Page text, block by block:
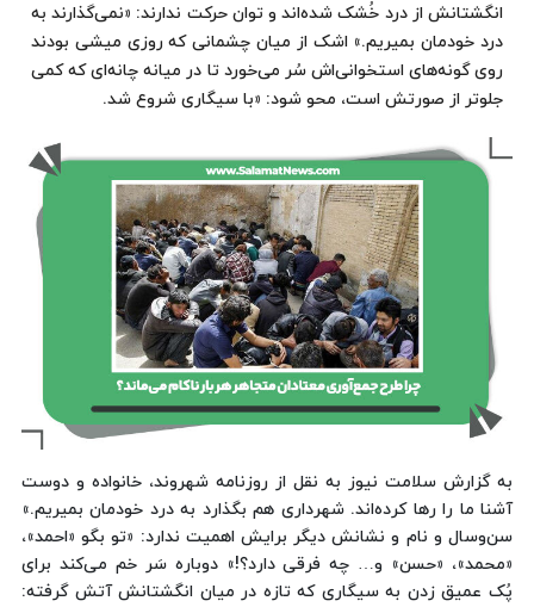
انگشتانش از درد خُشک شده‌اند و توان حرکت ندارند: «نمی‌گذارند به
درد خودمان بمیریم.» اشک از میان چشمانی که روزی میشی بودند
روی گونه‌های استخوانی‌اش سُر می‌خورد تا در میانه چانه‌ای که کمی
جلوتر از صورتش است، محو شود: «با سیگاری شروع شد.
به گزارش سلامت نیوز به نقل از روزنامه شهروند، خانواده‌ و دوست
آشنا ما را رها کرده‌اند. شهرداری هم بگذارد به درد خودمان بمیریم.»
سن‌وسال و نام و نشانش دیگر برایش اهمیت ندارد: «تو بگو «احمد»،
«محمد»، «حسن» و… چه فرقی دارد؟!» دوباره سَر خم می‌کند برای
پُک عمیق زدن به سیگاری که تازه در میان انگشتانش آتش گرفته: